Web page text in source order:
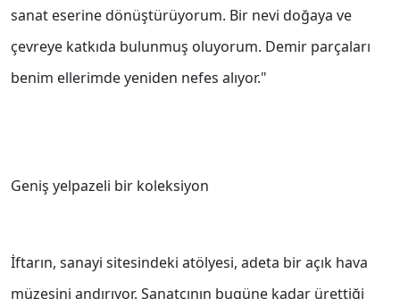
sanat eserine dönüştürüyorum. Bir nevi doğaya ve
çevreye katkıda bulunmuş oluyorum. Demir parçaları
benim ellerimde yeniden nefes alıyor."
Geniş yelpazeli bir koleksiyon
İftarın, sanayi sitesindeki atölyesi, adeta bir açık hava
müzesini andırıyor. Sanatçının bugüne kadar ürettiği